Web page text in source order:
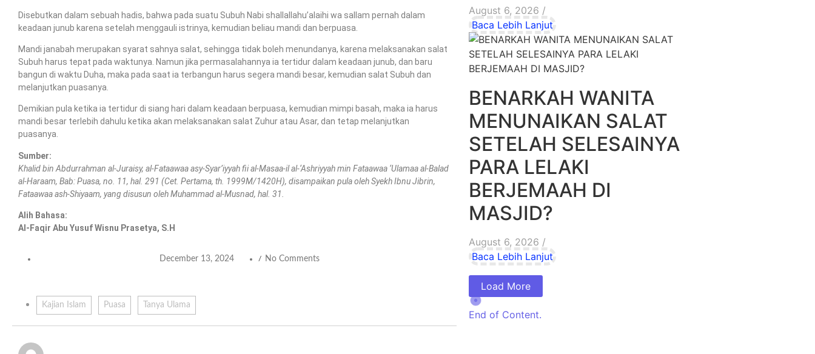
Disebutkan dalam sebuah hadis, bahwa pada suatu Subuh Nabi shallallahu’alaihi wa sallam pernah dalam
keadaan junub karena setelah menggauli istrinya, kemudian beliau mandi dan berpuasa.
Mandi janabah merupakan syarat sahnya salat, sehingga tidak boleh menundanya, karena melaksanakan salat
Subuh harus tepat pada waktunya. Namun jika permasalahannya ia tertidur dalam keadaan junub, dan baru
bangun di waktu Duha, maka pada saat ia terbangun harus segera mandi besar, kemudian salat Subuh dan
melanjutkan puasanya.
Demikian pula ketika ia tertidur di siang hari dalam keadaan berpuasa, kemudian mimpi basah, maka ia harus
mandi besar terlebih dahulu ketika akan melaksanakan salat Zuhur atau Asar, dan tetap melanjutkan
puasanya.
Sumber:
Khalid bin Abdurrahman al-Juraisy, al-Fataawaa asy-Syar’iyyah fii al-Masaa-il al-‘Ashriyyah min Fataawaa ‘Ulamaa al-Balad
al-Haraam, Bab: Puasa, no. 11, hal. 291 (Cet. Pertama, th. 1999M/1420H), disampaikan pula oleh Syekh Ibnu Jibrin,
Fataawaa ash-Shiyaam, yang disusun oleh Muhammad al-Musnad, hal. 31.
Alih Bahasa:
Al-Faqir Abu Yusuf Wisnu Prasetya, S.H
December 13, 2024 / No Comments
Kajian Islam Puasa Tanya Ulama
August 6, 2026 /
Baca Lebih Lanjut
BENARKAH WANITA
MENUNAIKAN SALAT
SETELAH SELESAINYA
PARA LELAKI
BERJEMAAH DI
MASJID?
August 6, 2026 /
Baca Lebih Lanjut
Load More
End of Content.